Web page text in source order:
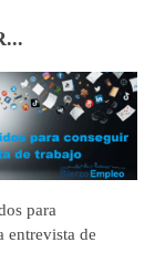
para
entrevista de